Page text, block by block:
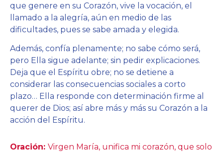
que genere en su Corazón, vive la vocación, el
llamado a la alegría, aún en medio de las
dificultades, pues se sabe amada y elegida.
Además, confía plenamente; no sabe cómo será,
pero Ella sigue adelante; sin pedir explicaciones.
Deja que el Espíritu obre; no se detiene a
considerar las consecuencias sociales a corto
plazo… Ella responde con determinación firme al
querer de Dios; así abre más y más su Corazón a la
acción del Espíritu.
Oración: Virgen María, unifica mi corazón, que solo